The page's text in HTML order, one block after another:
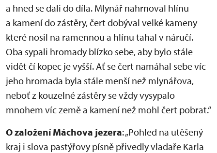
a hned se dali do díla. Mlynář nahrnoval hlínu
a kamení do zástěry, čert dobýval velké kameny
které nosil na ramennou a hlínu tahal v náručí.
Oba sypali hromady blízko sebe, aby bylo stále
vidět čí kopec je vyšší. Ať se čert namáhal sebe víc
jeho hromada byla stále menší než mlynářova,
neboť z kouzelné zástěry se vždy vysypalo
mnohem víc země a kamení než mohl čert pobrat.“
O založení Máchova jezera: „Pohled na utěšený
kraj i slova pastýřovy písně přivedly vladaře Karla